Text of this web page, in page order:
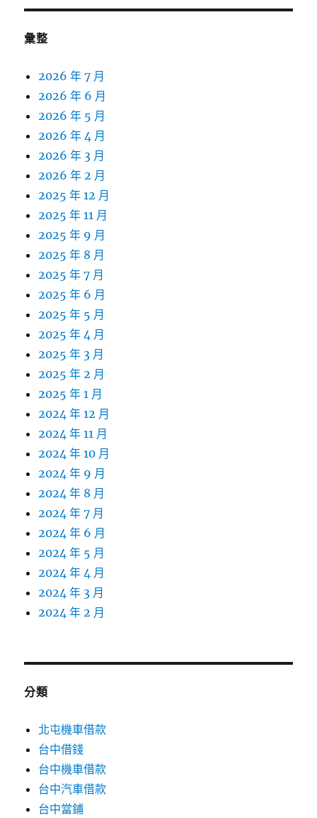
彙整
2026 年 7 月
2026 年 6 月
2026 年 5 月
2026 年 4 月
2026 年 3 月
2026 年 2 月
2025 年 12 月
2025 年 11 月
2025 年 9 月
2025 年 8 月
2025 年 7 月
2025 年 6 月
2025 年 5 月
2025 年 4 月
2025 年 3 月
2025 年 2 月
2025 年 1 月
2024 年 12 月
2024 年 11 月
2024 年 10 月
2024 年 9 月
2024 年 8 月
2024 年 7 月
2024 年 6 月
2024 年 5 月
2024 年 4 月
2024 年 3 月
2024 年 2 月
分類
北屯機車借款
台中借錢
台中機車借款
台中汽車借款
台中當鋪